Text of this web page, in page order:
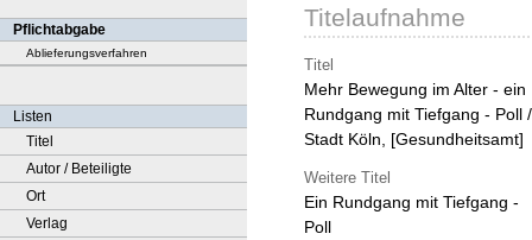
Pflichtabgabe
Ablieferungsverfahren
Listen
Titel
Autor / Beteiligte
Ort
Verlag
Titelaufnahme
Titel
Mehr Bewegung im Alter - ein
Rundgang mit Tiefgang - Poll /
Stadt Köln, [Gesundheitsamt]
Weitere Titel
Ein Rundgang mit Tiefgang -
Poll